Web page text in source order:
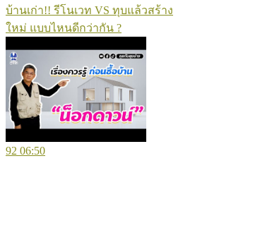
บ้านเก่า!! รีโนเวท VS ทุบแล้วสร้าง
ใหม่ แบบไหนดีกว่ากัน ?
92 06:50